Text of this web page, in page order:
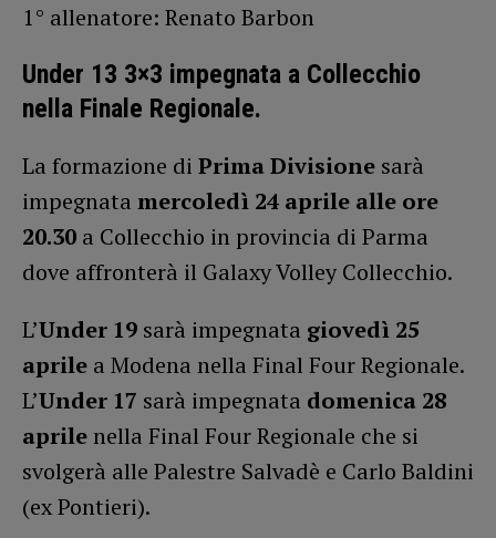
1° allenatore: Renato Barbon
Under 13 3×3 impegnata a Collecchio
nella Finale Regionale.
La formazione di Prima Divisione sarà
impegnata mercoledì 24 aprile alle ore
20.30 a Collecchio in provincia di Parma
dove affronterà il Galaxy Volley Collecchio.
L’Under 19 sarà impegnata giovedì 25
aprile a Modena nella Final Four Regionale.
L’Under 17 sarà impegnata domenica 28
aprile nella Final Four Regionale che si
svolgerà alle Palestre Salvadè e Carlo Baldini
(ex Pontieri).